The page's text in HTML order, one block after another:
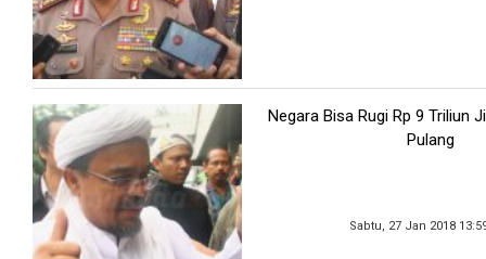
Negara Bisa Rugi Rp 9 Triliun
Pulang
Sabtu, 27 Jan 2018